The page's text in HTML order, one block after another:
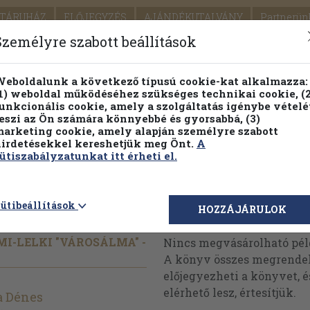
ELŐJEGYZÉS AJÁNDÉKUTALVÁNY
SEGÍTSÉG
PILLANATNYI ÁRAINK FENNTARTHATÓ
Részletes kereső Témaköri fa
LELKI "VÁROSÁLMA" -
Dénes
Megvásárolható
Nincs megvásárolható
A könyv összes
előjegyezheti a könyvet,
elérhető lesz, értesítjük.
szabott beállítások
a következő típusú cookie-kat alkalmazza:
weboldal működéséhez szükséges technikai cookie,
cookie, amely a szolgáltatás igénybe
az Ön számára könnyebbé és gyorsabbá, (3)
cookie, amely alapján személyre szabott
kereshetjük meg Önt. A
itt érheti el.
HOZZÁJÁRULOK